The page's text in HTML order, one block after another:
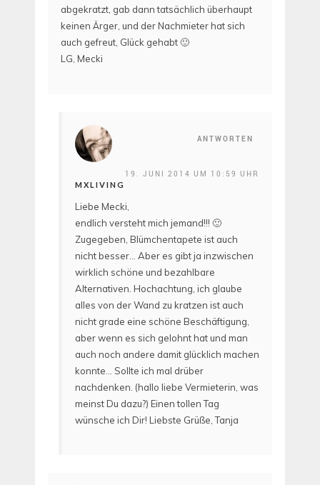
abgekratzt, gab dann tatsächlich überhaupt
keinen Ärger, und der Nachmieter hat sich
auch gefreut, Glück gehabt 🙂
LG, Mecki
ANTWORTEN
MXLIVING
19. JUNI 2014 UM 10:59 UHR
Liebe Mecki,
endlich versteht mich jemand!!! 🙂
Zugegeben, Blümchentapete ist auch
nicht besser… Aber es gibt ja inzwischen
wirklich schöne und bezahlbare
Alternativen. Hochachtung, ich glaube
alles von der Wand zu kratzen ist auch
nicht grade eine schöne Beschäftigung,
aber wenn es sich gelohnt hat und man
auch noch andere damit glücklich machen
konnte… Sollte ich mal drüber
nachdenken. (hallo liebe Vermieterin, was
meinst Du dazu?) Einen tollen Tag
wünsche ich Dir! Liebste Grüße, Tanja